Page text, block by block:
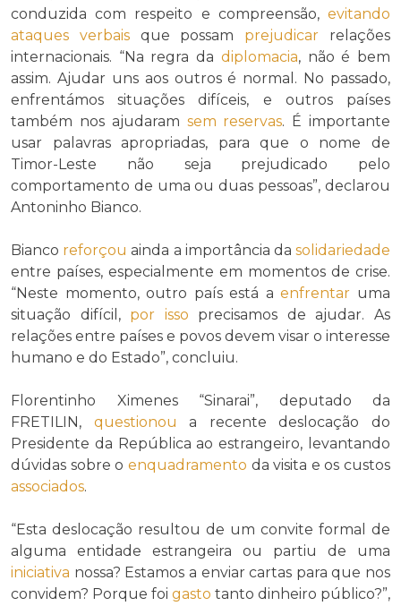
conduzida com respeito e compreensão, evitando
ataques verbaisque possam prejudicar relações
internacionais. “Na regra da diplomacia, não é bem
assim. Ajudar uns aos outros é normal. No passado,
enfrentámos situações difíceis, e outros países
também nos ajudaram sem reservas. É importante
usar palavras apropriadas, para que o nome de
Timor-Leste não seja prejudicado pelo
comportamento de uma ou duas pessoas”, declarou
Antoninho Bianco.
Bianco reforçou ainda a importância dasolidariedade
entre países, especialmente em momentos de crise.
“Neste momento, outro país está aenfrentar uma
situação difícil, por isso precisamos de ajudar. As
relações entre países e povos devem visar o interesse
humano e do Estado”, concluiu.
Florentinho Ximenes “Sinarai”, deputado da
FRETILIN, questionou a recente deslocação do
Presidente da República ao estrangeiro, levantando
dúvidas sobre o enquadramento da visita e os custos
associados.
“Esta deslocação resultou de um convite formal de
alguma entidade estrangeira ou partiu de uma
iniciativa nossa? Estamos a enviar cartas para que nos
convidem? Porque foi gasto tanto dinheiro público?”,